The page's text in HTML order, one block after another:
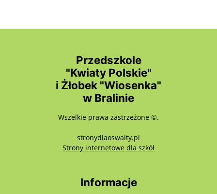
Przedszkole
"Kwiaty Polskie"
i Żłobek "Wiosenka"
w Bralinie
Wszelkie prawa zastrzeżone ©.
stronydlaoswaity.pl
Strony internetowe dla szkółotwiera się w
Informacje